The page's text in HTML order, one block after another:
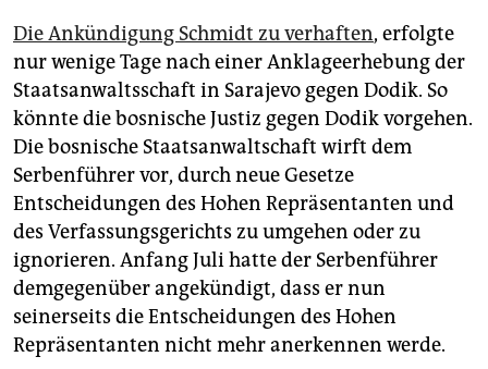
Die Ankündigung Schmidt zu verhaften, erfolgte
nur wenige Tage nach einer Anklageerhebung der
Staatsanwaltsschaft in Sarajevo gegen Dodik. So
könnte die bosnische Justiz gegen Dodik vorgehen.
Die bosnische Staatsanwaltschaft wirft dem
Serbenführer vor, durch neue Gesetze
Entscheidungen des Hohen Repräsentanten und
des Verfassungsgerichts zu umgehen oder zu
ignorieren. Anfang Juli hatte der Serbenführer
demgegenüber angekündigt, dass er nun
seinerseits die Entscheidungen des Hohen
Repräsentanten nicht mehr anerkennen werde.